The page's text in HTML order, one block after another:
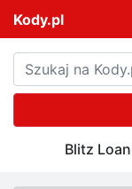
Kody.pl
Blitz